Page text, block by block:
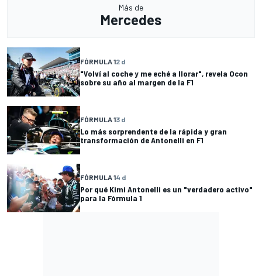
Más de
Mercedes
FÓRMULA 12 d
"Volví al coche y me eché a llorar", revela Ocon
sobre su año al margen de la F1
FÓRMULA 13 d
Lo más sorprendente de la rápida y gran
transformación de Antonelli en F1
FÓRMULA 14 d
Por qué Kimi Antonelli es un "verdadero activo"
para la Fórmula 1